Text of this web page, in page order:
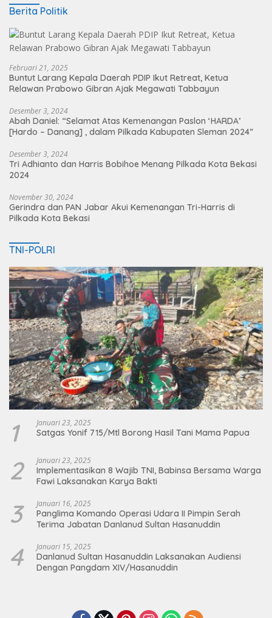
Berita Politik
Februari 21, 2025
Buntut Larang Kepala Daerah PDIP Ikut Retreat, Ketua
Relawan Prabowo Gibran Ajak Megawati Tabbayun
Desember 3, 2024
Abah Daniel: “Selamat Atas Kemenangan Paslon ‘HARDA’
[Hardo – Danang] , dalam Pilkada Kabupaten Sleman 2024”
Desember 3, 2024
Tri Adhianto dan Harris Bobihoe Menang Pilkada Kota Bekasi
2024
November 30, 2024
Gerindra dan PAN Jabar Akui Kemenangan Tri-Harris di
Pilkada Kota Bekasi
TNI-POLRI
1 Januari 23, 2025
Satgas Yonif 715/Mtl Borong Hasil Tani Mama Papua
2 Januari 23, 2025
Implementasikan 8 Wajib TNI, Babinsa Bersama Warga
Fawi Laksanakan Karya Bakti
3 Januari 16, 2025
Panglima Komando Operasi Udara II Pimpin Serah
Terima Jabatan Danlanud Sultan Hasanuddin
4 Januari 15, 2025
Danlanud Sultan Hasanuddin Laksanakan Audiensi
Dengan Pangdam XIV/Hasanuddin